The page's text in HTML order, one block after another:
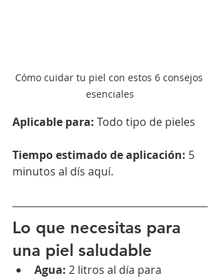
Cómo cuidar tu piel con estos 6 consejos
esenciales
Aplicable para: Todo tipo de pieles
Tiempo estimado de aplicación: 5
minutos al dís aquí.
Lo que necesitas para
una piel saludable
Agua: 2 litros al día para